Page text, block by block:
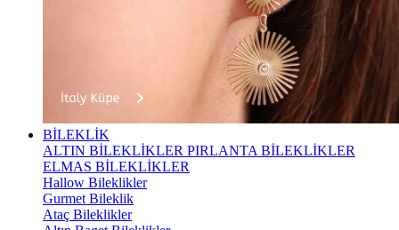
BİLEKLİK
ALTIN BİLEKLİKLER PIRLANTA BİLEKLİKLER
ELMAS BİLEKLİKLER
Hallow Bileklikler
Gurmet Bileklik
Ataç Bileklikler